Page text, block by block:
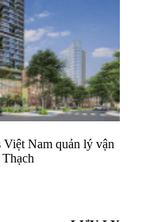
Nam quản lý vận